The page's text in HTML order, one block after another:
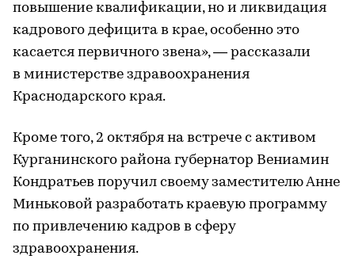
повышение квалификации, но и ликвидация
кадрового дефицита в крае, особенно это
касается первичного звена», — рассказали
в министерстве здравоохранения
Краснодарского края.
Кроме того, 2 октября на встрече с активом
Курганинского района губернатор Вениамин
Кондратьев поручил своему заместителю Анне
Миньковой разработать краевую программу
по привлечению кадров в сферу
здравоохранения.